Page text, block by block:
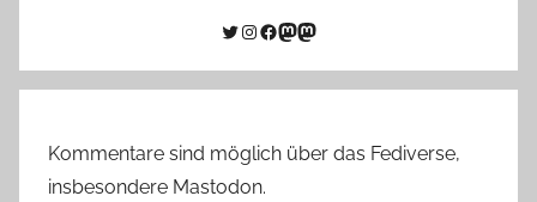
Twitter
Instagram
Facebook
Link zu Mastodon
Mastodon
Kommentare sind möglich über das Fediverse,
insbesondere Mastodon.